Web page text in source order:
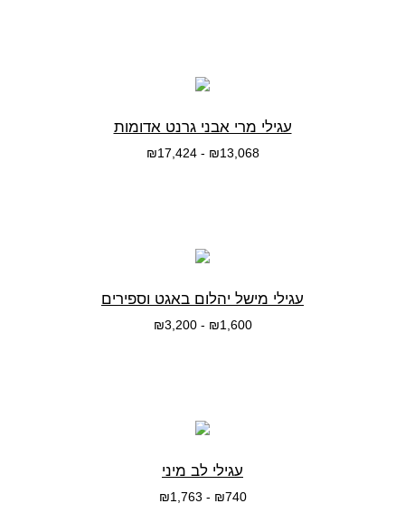
עגילי מרי אבני גרנט אדומות
₪13,068
-
₪17,424
עגילי מישל יהלום באגט וספירים
₪1,600
-
₪3,200
עגילי לב מיני
₪740
-
₪1,763